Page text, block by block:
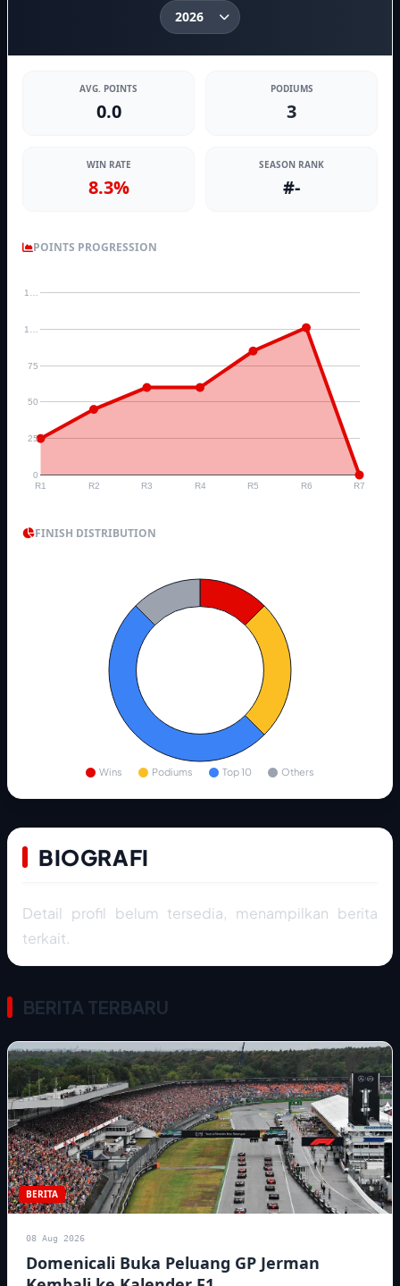
AVG. POINTS
0.0
PODIUMS
3
WIN RATE
8.3%
SEASON RANK
#-
POINTS PROGRESSION
R1 R2 R3 R4 R5 R6 R7
0
25
50
75
1…
1…
FINISH DISTRIBUTION
Wins Podiums Top 10 Others
BIOGRAFI
Detail profil belum tersedia, menampilkan berita
terkait.
BERITA TERBARU
BERITA
08 Aug 2026
Domenicali Buka Peluang GP Jerman